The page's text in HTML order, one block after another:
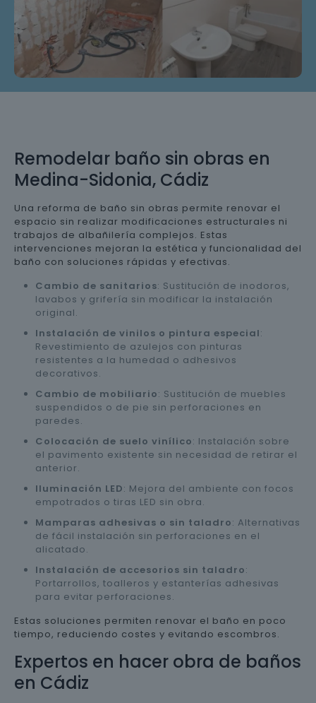
Remodelar baño sin obras en
Medina-Sidonia, Cádiz
Una reforma de baño sin obras permite renovar el
espacio sin realizar modificaciones estructurales ni
trabajos de albañilería complejos. Estas
intervenciones mejoran la estética y funcionalidad del
baño con soluciones rápidas y efectivas.
Cambio de sanitarios: Sustitución de inodoros,
lavabos y grifería sin modificar la instalación
original.
Instalación de vinilos o pintura especial:
Revestimiento de azulejos con pinturas
resistentes a la humedad o adhesivos
decorativos.
Cambio de mobiliario: Sustitución de muebles
suspendidos o de pie sin perforaciones en
paredes.
Colocación de suelo vinílico: Instalación sobre
el pavimento existente sin necesidad de retirar el
anterior.
Iluminación LED: Mejora del ambiente con focos
empotrados o tiras LED sin obra.
Mamparas adhesivas o sin taladro: Alternativas
de fácil instalación sin perforaciones en el
alicatado.
Instalación de accesorios sin taladro:
Portarrollos, toalleros y estanterías adhesivas
para evitar perforaciones.
Estas soluciones permiten renovar el baño en poco
tiempo, reduciendo costes y evitando escombros.
Expertos en hacer obra de baños
en Cádiz